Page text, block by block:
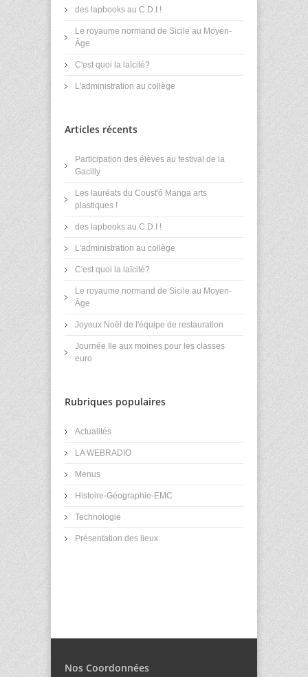
des lapbooks au C.D.I !
Le royaume normand de Sicile au Moyen-
Âge
C'est quoi la laïcité?
L'administration au collège
Articles récents
Participation des élèves au festival de la
Gacilly
Les lauréats du Coust'ô Manga arts
plastiques !
des lapbooks au C.D.I !
L'administration au collège
C'est quoi la laïcité?
Le royaume normand de Sicile au Moyen-
Âge
Joyeux Noël de l'équipe de restauration
Journée Ile aux moines pour les classes
euro
Rubriques populaires
Actualités
LA WEBRADIO
Menus
Histoire-Géographie-EMC
Technologie
Présentation des lieux
Nos Coordonnées